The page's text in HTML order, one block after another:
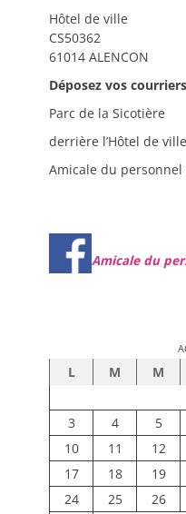
Hôtel de ville
CS50362
61014 ALENCON
Déposez vos courriers
Parc de la Sicotière
derrière l’Hôtel de ville
Amicale du personnel
Amicale du
L M M
3
4 5
10
11 12
17
18 19
24
25 26